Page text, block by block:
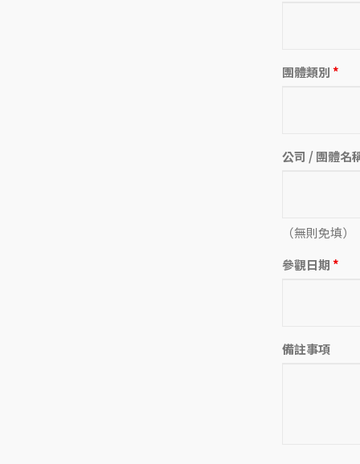
團體類別*
公司 / 團體名
（無則免填）
參觀日期*
備註事項